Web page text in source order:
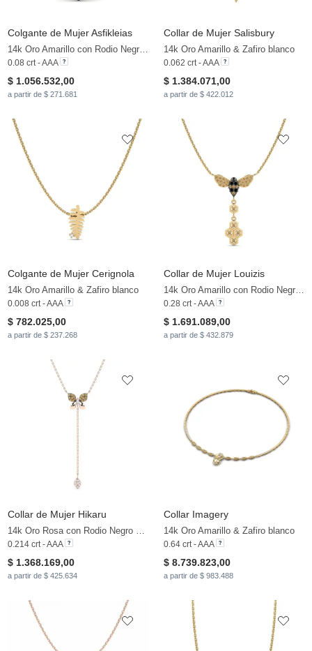
Colgante de Mujer Asfikleias
14k Oro Amarillo con Rodio Negro & Diamante Negro & Diamante Marrón
0.08 crt - AAA
$ 1.056.532,00
a partir de $ 271.681
Collar de Mujer Salisbury
14k Oro Amarillo & Zafiro blanco
0.062 crt - AAA
$ 1.384.071,00
a partir de $ 422.012
Colgante de Mujer Cerignola
14k Oro Amarillo & Zafiro blanco
0.008 crt - AAA
$ 782.025,00
a partir de $ 237.268
Collar de Mujer Louizis
14k Oro Amarillo con Rodio Negro & Diamante Negro & Diamante Marrón
0.28 crt - AAA
$ 1.691.089,00
a partir de $ 432.879
Collar de Mujer Hikaru
14k Oro Rosa con Rodio Negro & Zafiro blanco & Diamante Marrón
0.214 crt - AAA
$ 1.368.169,00
a partir de $ 425.634
Collar Imagery
14k Oro Amarillo & Zafiro blanco
0.64 crt - AAA
$ 8.739.823,00
a partir de $ 983.488